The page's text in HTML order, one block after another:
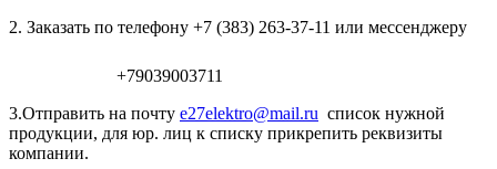
2. Заказать по телефону +7 (383) 263-37-11 или мессенджеру
+79039003711
3.Отправить на почту e27elektro@mail.ru список нужной
продукции, для юр. лиц к списку прикрепить реквизиты
компании.